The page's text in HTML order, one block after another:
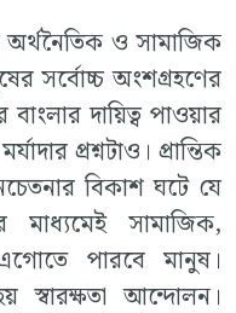
অর্থনৈতিক ও সামাজিক
সর্বোচ্চ অংশগ্রহণের
দায়িত্ব পাওয়ার
প্রশ্নটাও। প্রান্তিক
বিকাশ ঘটে যে
মাধ্যমেই সামাজিক,
পারবে মানুষ।
স্বারক্ষতা আন্দোলন।